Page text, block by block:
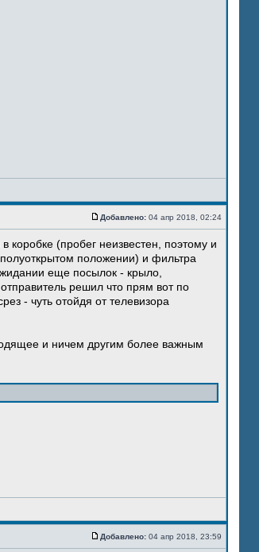
Добавлено: 04 апр 2018, 02:24
(пробег неизвестен, поэтому и
положении) и фильтра
еще посылок - крыло,
решил что прям вот по
- чуть отойдя от телевизора
и ничем другим более важным
Добавлено: 04 апр 2018, 23:59